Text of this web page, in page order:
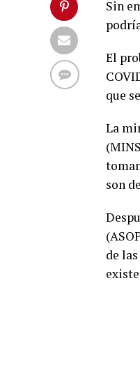
Sin
El
que
La
son
de